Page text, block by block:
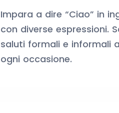
Impara a dire “Ciao” in
con diverse espressioni.
saluti formali e informali
ogni occasione.